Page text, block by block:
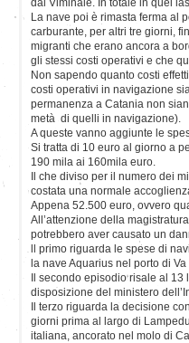
dal Viminale. In totale in quel
La nave poi è rimasta ferma al
carburante, per altri tre giorni,
migranti che erano ancora a
gli stessi costi operativi e che
Non sapendo quanto costi
costi operativi in navigazione
permanenza a Catania non
metà di quelli in navigazione).
A queste vanno aggiunte le
Si tratta di 10 euro al giorno a
190 mila ai 160mila euro.
Il che diviso per il numero dei
costata una normale
Appena 52.500 euro, ovvero
All’attenzione della
potrebbero aver causato un
ll primo riguarda le spese di
la nave Aquarius nel porto di Va
Il secondo episodio risale al
disposizione del ministero
Il terzo riguarda la decisione
giorni prima al largo di
italiana, ancorato nel molo di